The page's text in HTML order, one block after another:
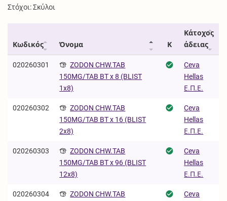
Στόχοι: Σκύλοι
Κωδικός Όνομα Κ
Κάτοχος
άδειας
020260301
ZODON CHW.TAB
150MG/TAB BT x 8 (BLIST
1x8)
Ceva
Hellas
Ε.Π.Ε.
020260302
ZODON CHW.TAB
150MG/TAB BT x 16 (BLIST
2x8)
Ceva
Hellas
Ε.Π.Ε.
020260303
ZODON CHW.TAB
150MG/TAB BT x 96 (BLIST
12x8)
Ceva
Hellas
Ε.Π.Ε.
020260304 ZODON CHW.TAB Ceva